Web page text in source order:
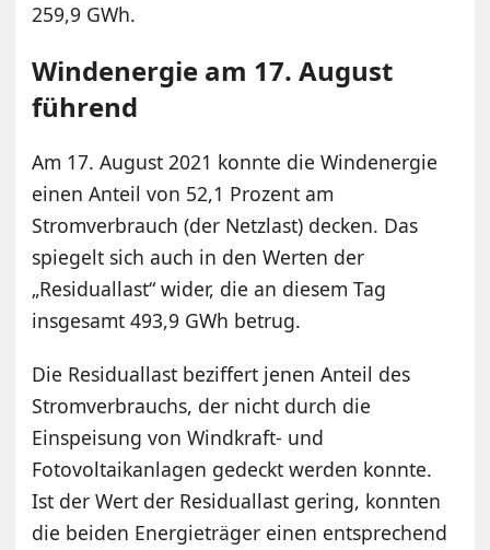
259,9 GWh.
Windenergie am 17. August
führend
Am 17. August 2021 konnte die Windenergie
einen Anteil von 52,1 Prozent am
Stromverbrauch (der Netzlast) decken. Das
spiegelt sich auch in den Werten der
„Residuallast“ wider, die an diesem Tag
insgesamt 493,9 GWh betrug.
Die Residuallast beziffert jenen Anteil des
Stromverbrauchs, der nicht durch die
Einspeisung von Windkraft- und
Fotovoltaikanlagen gedeckt werden konnte.
Ist der Wert der Residuallast gering, konnten
die beiden Energieträger einen entsprechend